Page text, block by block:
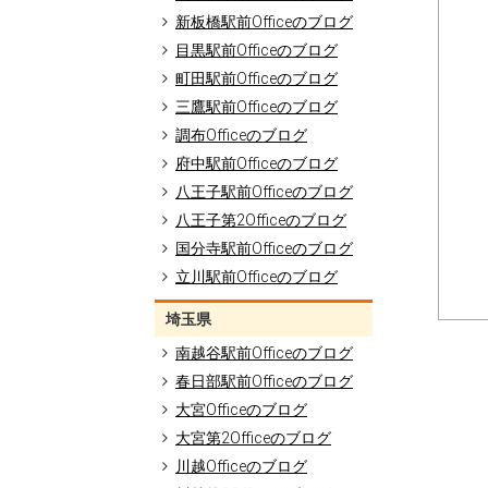
新板橋駅前Officeのブログ
目黒駅前Officeのブログ
町田駅前Officeのブログ
三鷹駅前Officeのブログ
調布Officeのブログ
府中駅前Officeのブログ
八王子駅前Officeのブログ
八王子第2Officeのブログ
国分寺駅前Officeのブログ
立川駅前Officeのブログ
埼玉県
南越谷駅前Officeのブログ
春日部駅前Officeのブログ
大宮Officeのブログ
大宮第2Officeのブログ
川越Officeのブログ